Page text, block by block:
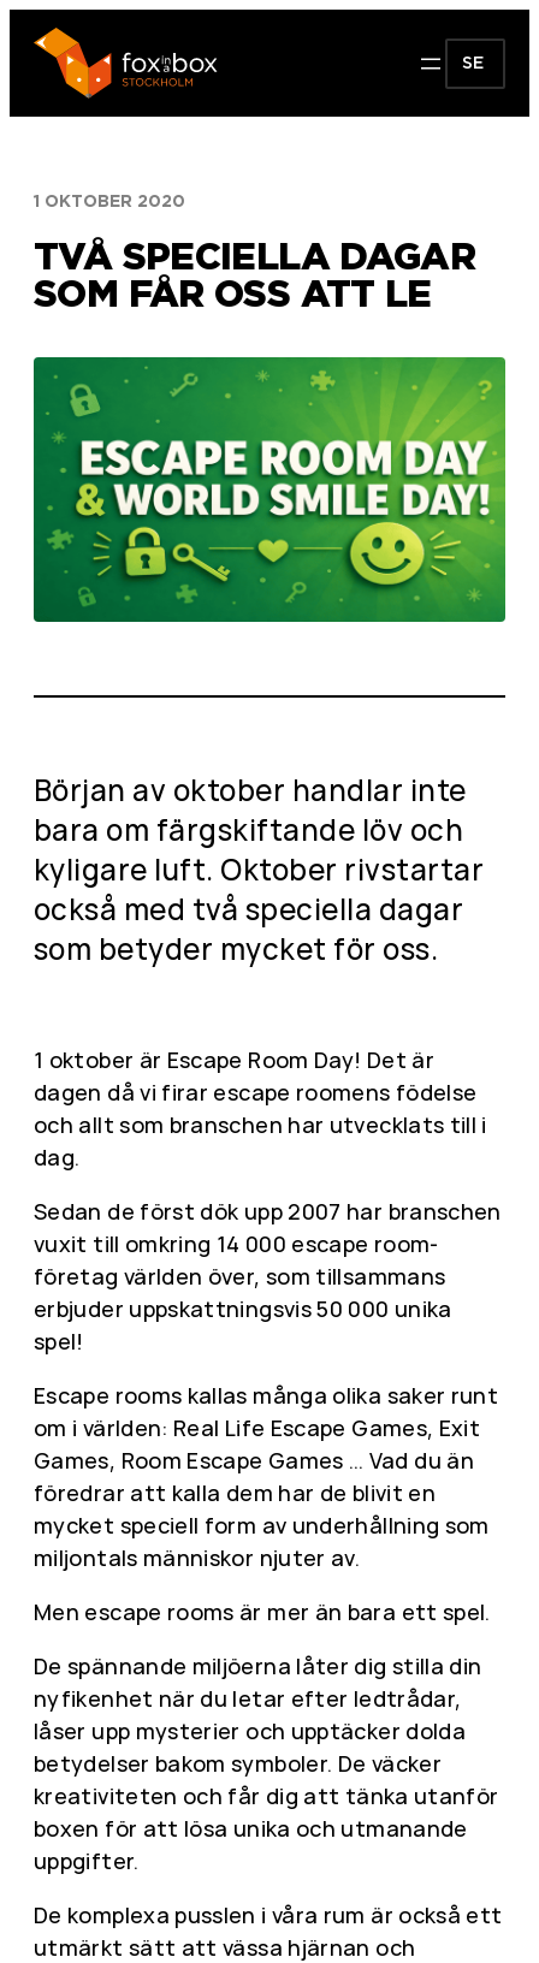
Hoppa
innehåll
SE
1 OKTOBER 2020
TVÅ SPECIELLA DAGAR
SOM FÅR OSS ATT LE
Början av oktober handlar inte
bara om färgskiftande löv och
kyligare luft. Oktober rivstartar
också med två speciella dagar
som betyder mycket för oss.
1 oktober är Escape Room Day! Det är
dagen då vi firar escape roomens födelse
och allt som branschen har utvecklats till i
dag.
Sedan de först dök upp 2007 har branschen
vuxit till omkring 14 000 escape room-
företag världen över, som tillsammans
erbjuder uppskattningsvis 50 000 unika
spel!
Escape rooms kallas många olika saker runt
om i världen: Real Life Escape Games, Exit
Games, Room Escape Games … Vad du än
föredrar att kalla dem har de blivit en
mycket speciell form av underhållning som
miljontals människor njuter av.
Men escape rooms är mer än bara ett spel.
De spännande miljöerna låter dig stilla din
nyfikenhet när du letar efter ledtrådar,
låser upp mysterier och upptäcker dolda
betydelser bakom symboler. De väcker
kreativiteten och får dig att tänka utanför
boxen för att lösa unika och utmanande
uppgifter.
De komplexa pusslen i våra rum är också ett
utmärkt sätt att vässa hjärnan och